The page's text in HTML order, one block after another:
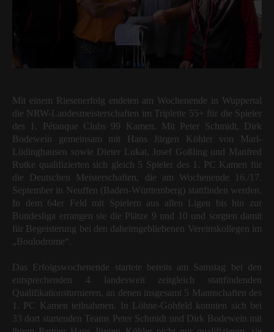
Mit einem Riesenerfolg endeten am Wochenende in Wuppertal
die NRW-Landesmeisterschaften im Triplette 55+ für die Spieler
des 1. Pétanque Clubs 99 Kamen. Mit Peter Schmidt, Dirk
Bodewein gemeinsam mit Hans Jürgen Köhler von Marl-
Lüdinghausen sowie Dieter Lukat, Josef Goßling und Manfred
Rutke qualifizierten sich gleich 5 Spieler des 1. PC Kamen für
die Deutschen Meisterschaften, die am Wochenende 16./17.
September in Neuffen (Baden-Württemberg) stattfinden werden.
In dem 64er Feld mit Spielern aus allen Ligen bis hin zur
Bundesliga errangen sie die Plätze 9 und 10 und sorgten damit
für Begeisterung bei den daheimgebliebenen Vereinskollegen im
„Boulodrome“.
Das Erfolgswochenende startete bereits am Samstag bei den
entsprechenden 4 landesweit zeitgleich stattfindenden
Qualifikationsturnieren, an denen insgesamt 5 Mannschaften des
1. PC Kamen teilnahmen. In Löhne-Gohfeld konnten sich bei
33 dort startenden Teams Peter Schmidt und Dirk Bodewein mit